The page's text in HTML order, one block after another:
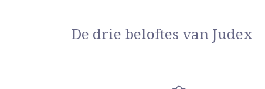
De drie beloftes van Judex